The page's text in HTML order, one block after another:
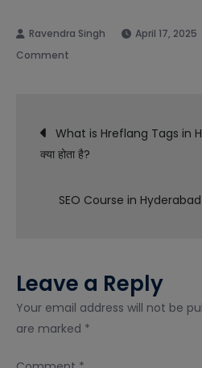
April 17, 2025
Comment
in
Hindi
AMP
Post
navigation
What is Hreflang Tags in
क्या होता है?
SEO Course in
Leave a Reply
Your email address will not be
are marked *